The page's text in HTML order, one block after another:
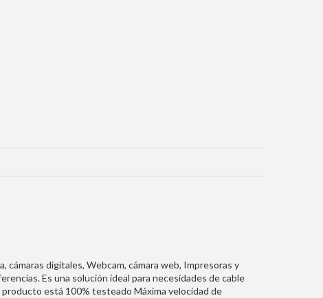
digitales, Webcam, cámara web, Impresoras y
Es una solución ideal para necesidades de cable
está 100% testeado Máxima velocidad de